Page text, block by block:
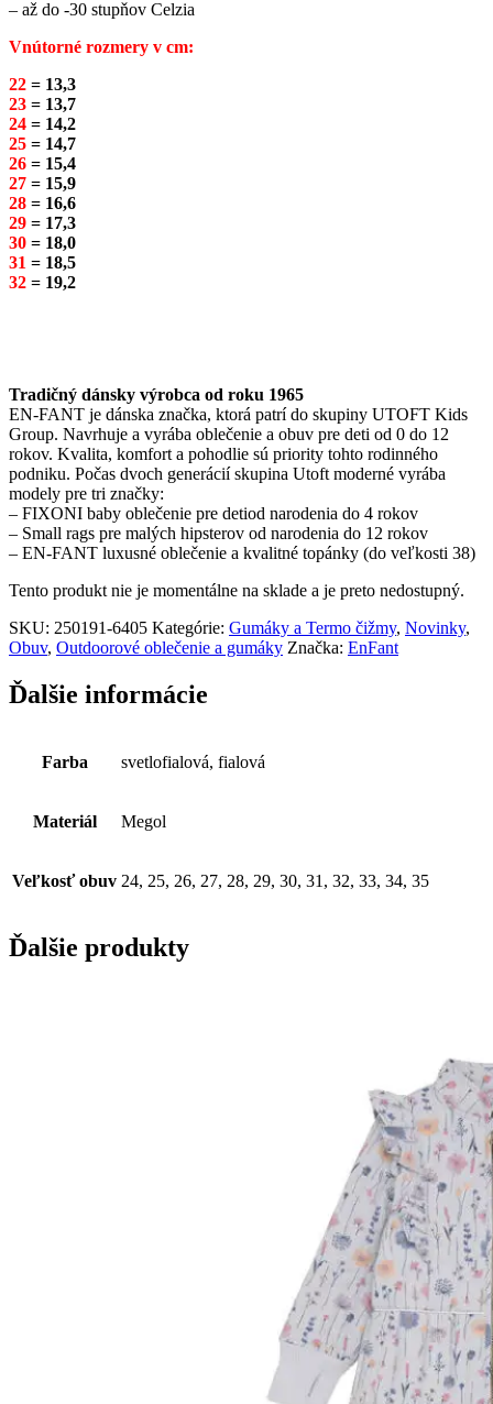
– až do -30 stupňov Celzia
Vnútorné rozmery v cm:
22 = 13,3
23 = 13,7
24 = 14,2
25 = 14,7
26 = 15,4
27 = 15,9
28 = 16,6
29 = 17,3
30 = 18,0
31 = 18,5
32 = 19,2
Tradičný dánsky výrobca od roku 1965
EN-FANT je dánska značka, ktorá patrí do skupiny UTOFT Kids
Group. Navrhuje a vyrába oblečenie a obuv pre deti od 0 do 12
rokov. Kvalita, komfort a pohodlie sú priority tohto rodinného
podniku. Počas dvoch generácií skupina Utoft moderné vyrába
modely pre tri značky:
– FIXONI baby oblečenie pre detiod narodenia do 4 rokov
– Small rags pre malých hipsterov od narodenia do 12 rokov
– EN-FANT luxusné oblečenie a kvalitné topánky (do veľkosti 38)
Tento produkt nie je momentálne na sklade a je preto nedostupný.
SKU: 250191-6405 Kategórie: Gumáky a Termo čižmy, Novinky,
Obuv, Outdoorové oblečenie a gumáky Značka: EnFant
Ďalšie informácie
Farba svetlofialová, fialová
Materiál Megol
Veľkosť obuv 24, 25, 26, 27, 28, 29, 30, 31, 32, 33, 34, 35
Ďalšie produkty